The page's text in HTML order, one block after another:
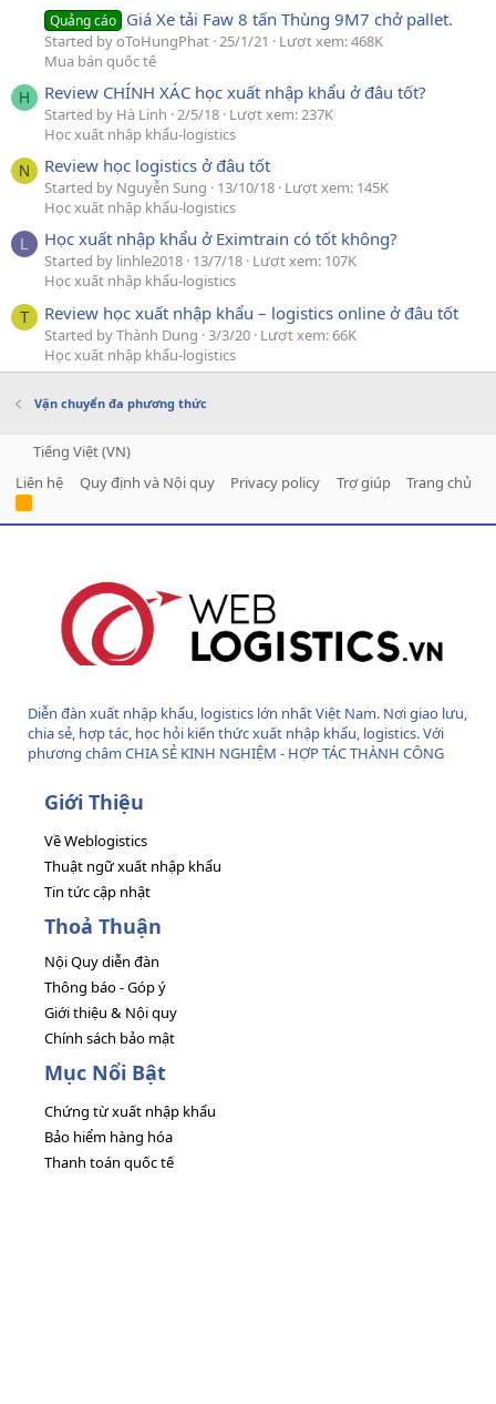
Quảng cáo Giá Xe tải Faw 8 tấn Thùng 9M7 chở pallet.
Started by oToHungPhat 25/1/21
Lượt xem: 468K
Mua bán quốc tế
H Review CHÍNH XÁC học xuất nhập khẩu ở đâu tốt?
Started by Hà Linh 2/5/18 Lượt xem: 237K
Học xuất nhập khẩu-logistics
N Review học logistics ở đâu tốt
Started by Nguyễn Sung 13/10/18 Lượt xem: 145K
Học xuất nhập khẩu-logistics
L Học xuất nhập khẩu ở Eximtrain có tốt không?
Started by linhle2018 13/7/18 Lượt xem: 107K
Học xuất nhập khẩu-logistics
T Review học xuất nhập khẩu – logistics online ở đâu tốt
Started by Thành Dung 3/3/20 Lượt xem: 66K
Học xuất nhập khẩu-logistics
Vận chuyển đa phương thức
Tiếng Việt (VN)
Liên hệ
Quy định và Nội quy Privacy policy Trợ giúp Trang chủ
R
Diễn đàn xuất nhập khẩu, logistics lớn nhất Việt Nam. Nơi giao lưu,
chia sẻ, hợp tác, học hỏi kiến thức xuất nhập khẩu, logistics. Với
phương châm CHIA SẺ KINH NGHIỆM - HỢP TÁC THÀNH CÔNG
Giới Thiệu
Về Weblogistics
Thuật ngữ xuất nhập khẩu
Tin tức cập nhật
Thoả Thuận
Nội Quy diễn đàn
Thông báo - Góp ý
Giới thiệu & Nội quy
Chính sách bảo mật
Mục Nổi Bật
Chứng từ xuất nhập khẩu
Bảo hiểm hàng hóa
Thanh toán quốc tế